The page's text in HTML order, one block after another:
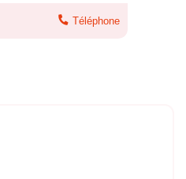
Téléphone